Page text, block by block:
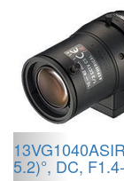
5.2)°, DC,